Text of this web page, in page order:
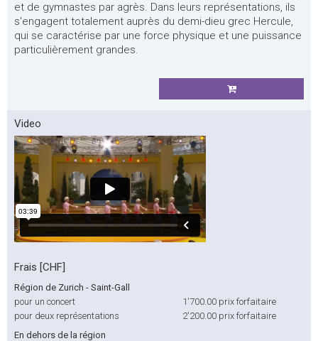
et de gymnastes par agrès. Dans leurs représentations, ils
s'engagent totalement auprès du demi-dieu grec Hercule,
qui se caractérise par une force physique et une puissance
particulièrement grandes.
Video
Frais [CHF]
Région de Zurich - Saint-Gall
pour un concert
1'700.00 prix forfaitaire
pour deux représentations
2'200.00 prix forfaitaire
En dehors de la région